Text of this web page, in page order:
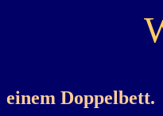
einem Doppelbett.